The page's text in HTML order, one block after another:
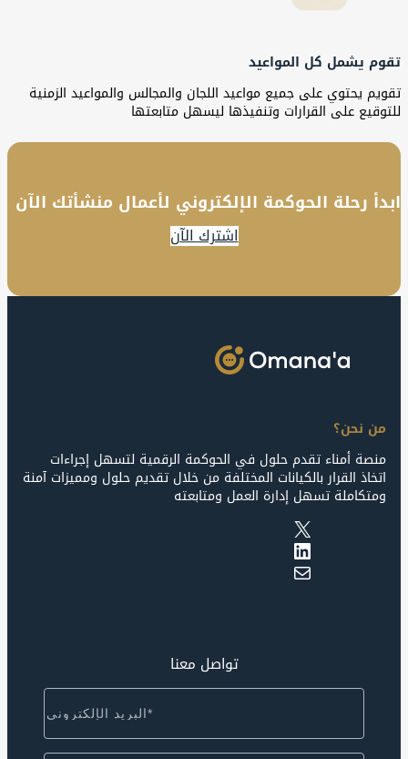
تقوم يشمل كل المواعيد
تقويم يحتوي على جميع مواعيد اللجان والمجالس والمواعيد الزمنية
للتوقيع على القرارات وتنفيذها ليسهل متابعتها
ابدأ رحلة الحوكمة الإلكتروني لأعمال منشأتك الآن
من نحن؟
منصة أمناء تقدم حلول في الحوكمة الرقمية لتسهل إجراءات
اتخاذ القرار بالكيانات المختلفة من خلال تقديم حلول ومميزات آمنة
ومتكاملة تسهل إدارة العمل ومتابعته
تواصل معنا